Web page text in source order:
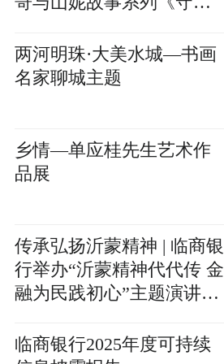
两河明珠·大美水城—书画
名家聊城主题
乡情—单应桂先生艺术作
品展
传承弘扬沂蒙精神 | 临商银
行举办“沂蒙精神代代传 金
融为民践初心”主题演讲比
临商银行2025年度可持续